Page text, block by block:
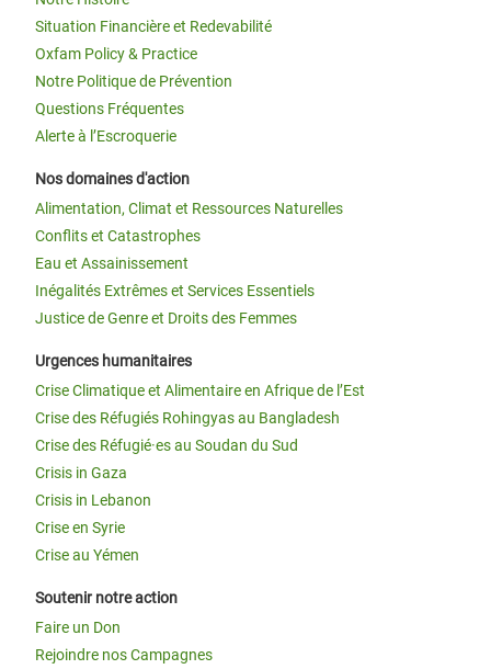
Situation Financière et Redevabilité
Oxfam Policy & Practice
Notre Politique de Prévention
Questions Fréquentes
Alerte à l’Escroquerie
Nos domaines d'action
Alimentation, Climat et Ressources Naturelles
Conflits et Catastrophes
Eau et Assainissement
Inégalités Extrêmes et Services Essentiels
Justice de Genre et Droits des Femmes
Urgences humanitaires
Crise Climatique et Alimentaire en Afrique de l’Est
Crise des Réfugiés Rohingyas au Bangladesh
Crise des Réfugié·es au Soudan du Sud
Crisis in Gaza
Crisis in Lebanon
Crise en Syrie
Crise au Yémen
Soutenir notre action
Faire un Don
Rejoindre nos Campagnes